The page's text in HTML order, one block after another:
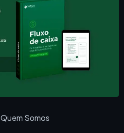
Quem Somos